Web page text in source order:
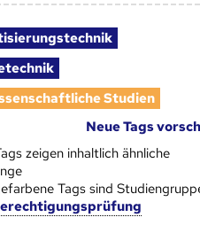
Studien
Neue Tags
zeigen inhaltlich ähnliche
Tags sind